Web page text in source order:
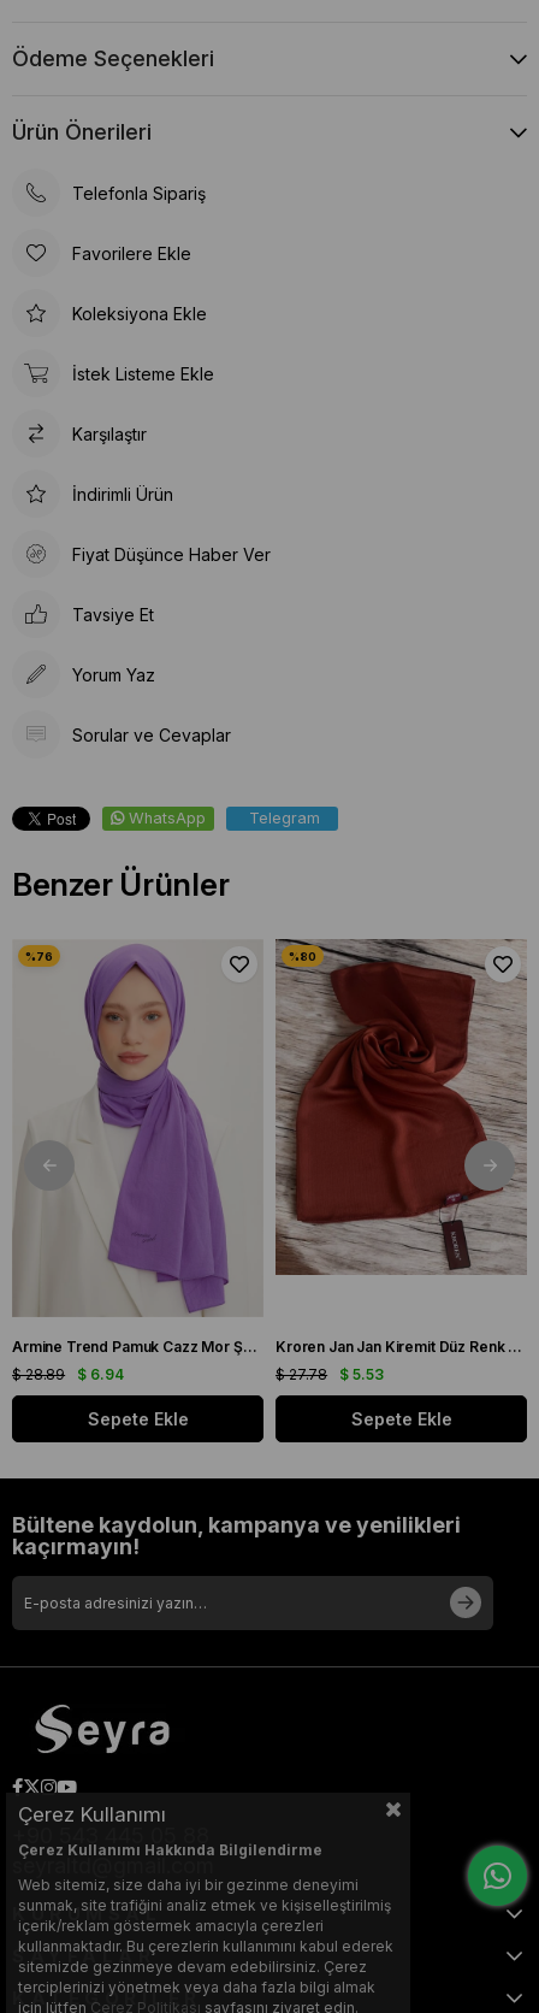
Ödeme Seçenekleri
Ürün Önerileri
Telefonla Sipariş
Favorilere Ekle
Koleksiyona Ekle
İstek Listeme Ekle
Karşılaştır
İndirimli Ürün
Fiyat Düşünce Haber Ver
Tavsiye Et
Yorum Yaz
Sorular ve Cevaplar
WhatsApp Telegram
Benzer Ürünler
Armine Trend Pamuk Cazz Mor Şal 21210
$ 6.94
$ 28.89
Sepete Ekle
Kroren Jan Jan Kiremit Düz Renk Şal 7301-85
$ 5.53
$ 27.78
Sepete Ekle
Bültene kaydolun, kampanya ve yenilikleri
kaçırmayın!
seyraltd@gmail.com
KURUMSAL
SAYFALAR
KATEGORİLER
Çerez Kullanımı
Çerez Kullanımı Hakkında Bilgilendirme
Web sitemiz, size daha iyi bir gezinme deneyimi
sunmak, site trafiğini analiz etmek ve kişiselleştirilmiş
içerik/reklam göstermek amacıyla çerezleri
kullanmaktadır. Bu çerezlerin kullanımını kabul ederek
sitemizde gezinmeye devam edebilirsiniz. Çerez
terciplerinizi yönetmek veya daha fazla bilgi almak
için lütfen Çerez Politikası sayfasını ziyaret edin.